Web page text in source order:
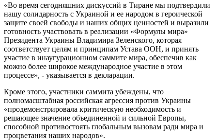
«Во время сегодняшних дискуссий в Тиране мы подтвердили
нашу солидарность с Украиной и ее народом в героической
защите своей свободы и наших общих ценностей и выразили
готовность участвовать в реализации «Формулы мира»
Президента Украины Владимира Зеленского, которая
соответствует целям и принципам Устава ООН, и принять
участие в инаугурационном саммите мира, обеспечив как
можно более широкое международное участие в этом
процессе», - указывается в декларации.
Кроме этого, участники саммита убеждены, что
полномасштабная российская агрессия против Украины
«продемонстрировала критическую необходимость и
решающее значение объединенной и сильной Европы,
способной противостоять глобальным вызовам ради мира и
процветания наших народов».